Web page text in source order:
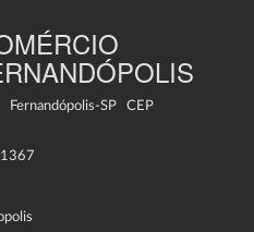
Fernandópolis-SP CEP